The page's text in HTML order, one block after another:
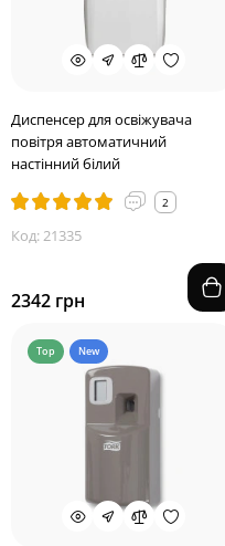
Диспенсер для освіжувача
повітря автоматичний
настінний білий
2
Код: 21335
2342 грн
Top New